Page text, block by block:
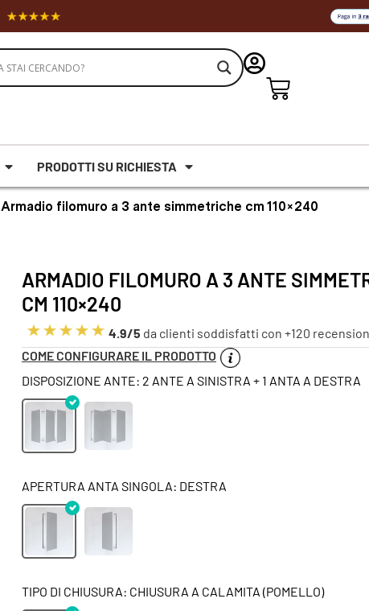
PRODOTTI SU RICHIESTA
filomuro a 3 ante simmetriche cm 110×240
ARMADIO FILOMURO A 3 ANTE
CM 110×240
4.9/5 da clienti soddisfatti con +120
COME CONFIGURARE IL PRODOTTO
DISPOSIZIONE ANTE: 2 ANTE A SINISTRA + 1 ANTA A DESTRA
APERTURA ANTA SINGOLA: DESTRA
TIPO DI CHIUSURA: CHIUSURA A CALAMITA (POMELLO)